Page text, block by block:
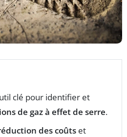
clé pour identifier et
de gaz à effet de serre.
des coûts et